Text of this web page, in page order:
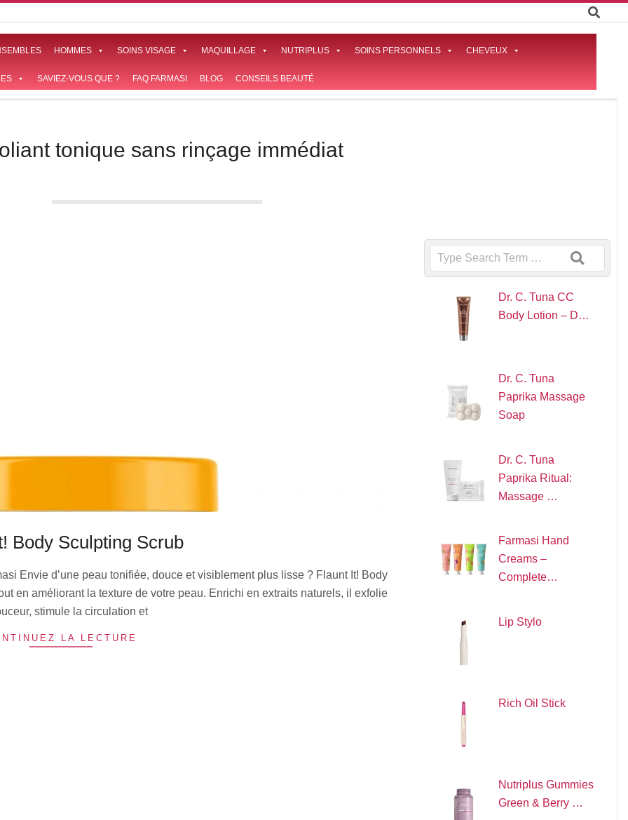
HOMMES SOINS VISAGE MAQUILLAGE NUTRIPLUS SOINS PERSONNELS CHEVEUX
SAVIEZ-VOUS QUE ? FAQ FARMASI BLOG CONSEILS BEAUTÉ
tonique sans rinçage immédiat
Body Sculpting Scrub
Envie d’une peau tonifiée, douce et visiblement plus lisse ? Flaunt It! Body
en améliorant la texture de votre peau. Enrichi en extraits naturels, il exfolie
stimule la circulation et
LA LECTURE
Search
Dr. C. Tuna CC
Body Lotion – D…
Dr. C. Tuna
Paprika Massage
Soap
Dr. C. Tuna
Paprika Ritual:
Massage …
Farmasi Hand
Creams –
Complete…
Lip Stylo
Rich Oil Stick
Nutriplus Gummies
Green & Berry …